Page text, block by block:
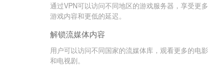
通过VPN可以访问不同地区的游戏服务器，享受更多
游戏内容和更低的延迟。
解锁流媒体内容
用户可以访问不同国家的流媒体库，观看更多的电影
和电视剧。